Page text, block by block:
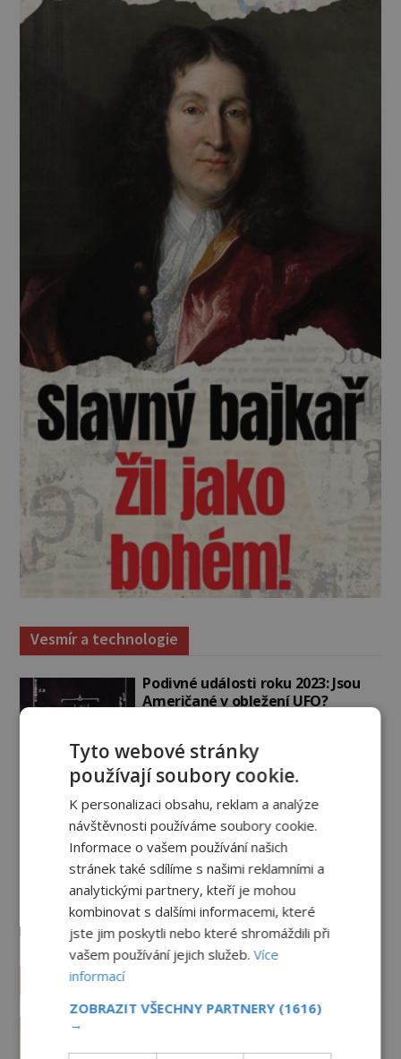
Vesmír a technologie
Podivné události roku 2023: Jsou
Američané v obležení UFO?
Nad australským městem
PREMIUM 3.4TIS
Mimozemšťan z Andahuaylillas: Čí
jsou ostatky zakrslého stvoření s
ohromnou lebkou?
PREMIUM 26.6.2026 2.9TIS
Záhady historie
Tyto webové stránky
používají soubory cookie.
K personalizaci obsahu, reklam a analýze
návštěvnosti používáme soubory cookie.
Informace o vašem používání našich
stránek také sdílíme s našimi reklamními a
analytickými partnery, kteří je mohou
kombinovat s dalšími informacemi, které
jste jim poskytli nebo které shromáždili při
vašem používání jejich služeb.Více
informací
ZOBRAZIT VŠECHNY PARTNERY (1616)
→